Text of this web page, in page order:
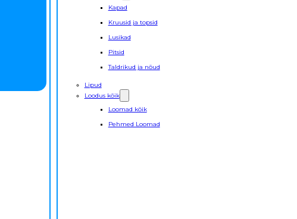
Kapad
Kruusid ja topsid
Lusikad
Pitsid
Taldrikud ja nõud
Lipud
Loodus kõik
Loomad kõik
Pehmed Loomad